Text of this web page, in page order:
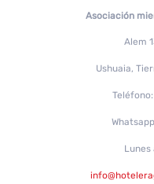
Asociación
Alem
Ushuaia,
Lunes